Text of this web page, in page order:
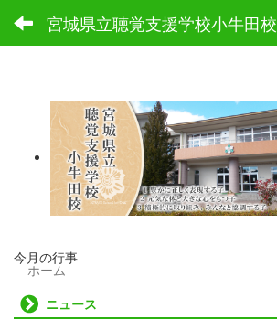
宮城県立聴覚支援学校小牛田校
今月の行事
ホーム
ニュース